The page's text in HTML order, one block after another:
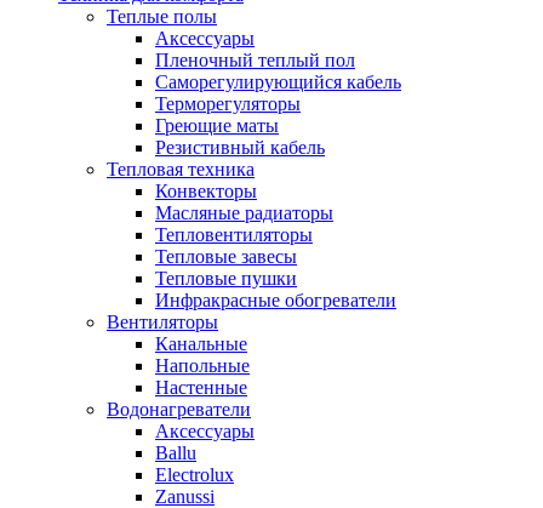
Теплые полы
Аксессуары
Пленочный теплый пол
Саморегулирующийся кабель
Терморегуляторы
Греющие маты
Резистивный кабель
Тепловая техника
Конвекторы
Масляные радиаторы
Тепловентиляторы
Тепловые завесы
Тепловые пушки
Инфракрасные обогреватели
Вентиляторы
Канальные
Напольные
Настенные
Водонагреватели
Аксессуары
Ballu
Electrolux
Zanussi